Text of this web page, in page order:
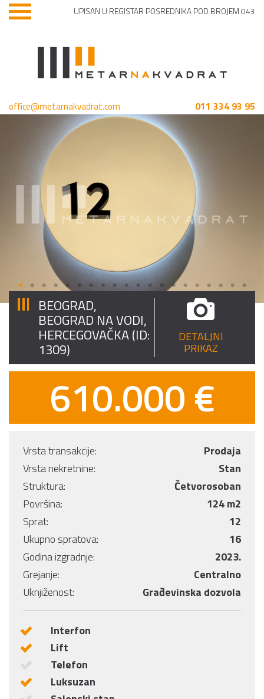
UPISAN U REGISTAR POSREDNIKA POD BROJEM 043
011 334 93 95
office@metarnakvadrat.com
BEOGRAD,
BEOGRAD NA VODI,
HERCEGOVAČKA (ID:
1309)
DETALJNI
PRIKAZ
610.000 €
Vrsta transakcije:
Prodaja
Vrsta nekretnine:
Stan
Struktura:
Četvorosoban
Površina:
124 m2
Sprat:
12
Ukupno spratova:
16
Godina izgradnje:
2023.
Grejanje:
Centralno
Uknjiženost:
Građevinska dozvola
Interfon
Lift
Telefon
Luksuzan